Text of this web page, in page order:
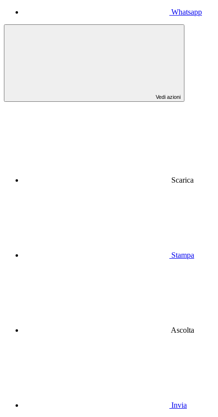
Whatsapp
Vedi azioni
Scarica
Stampa
Ascolta
Invia